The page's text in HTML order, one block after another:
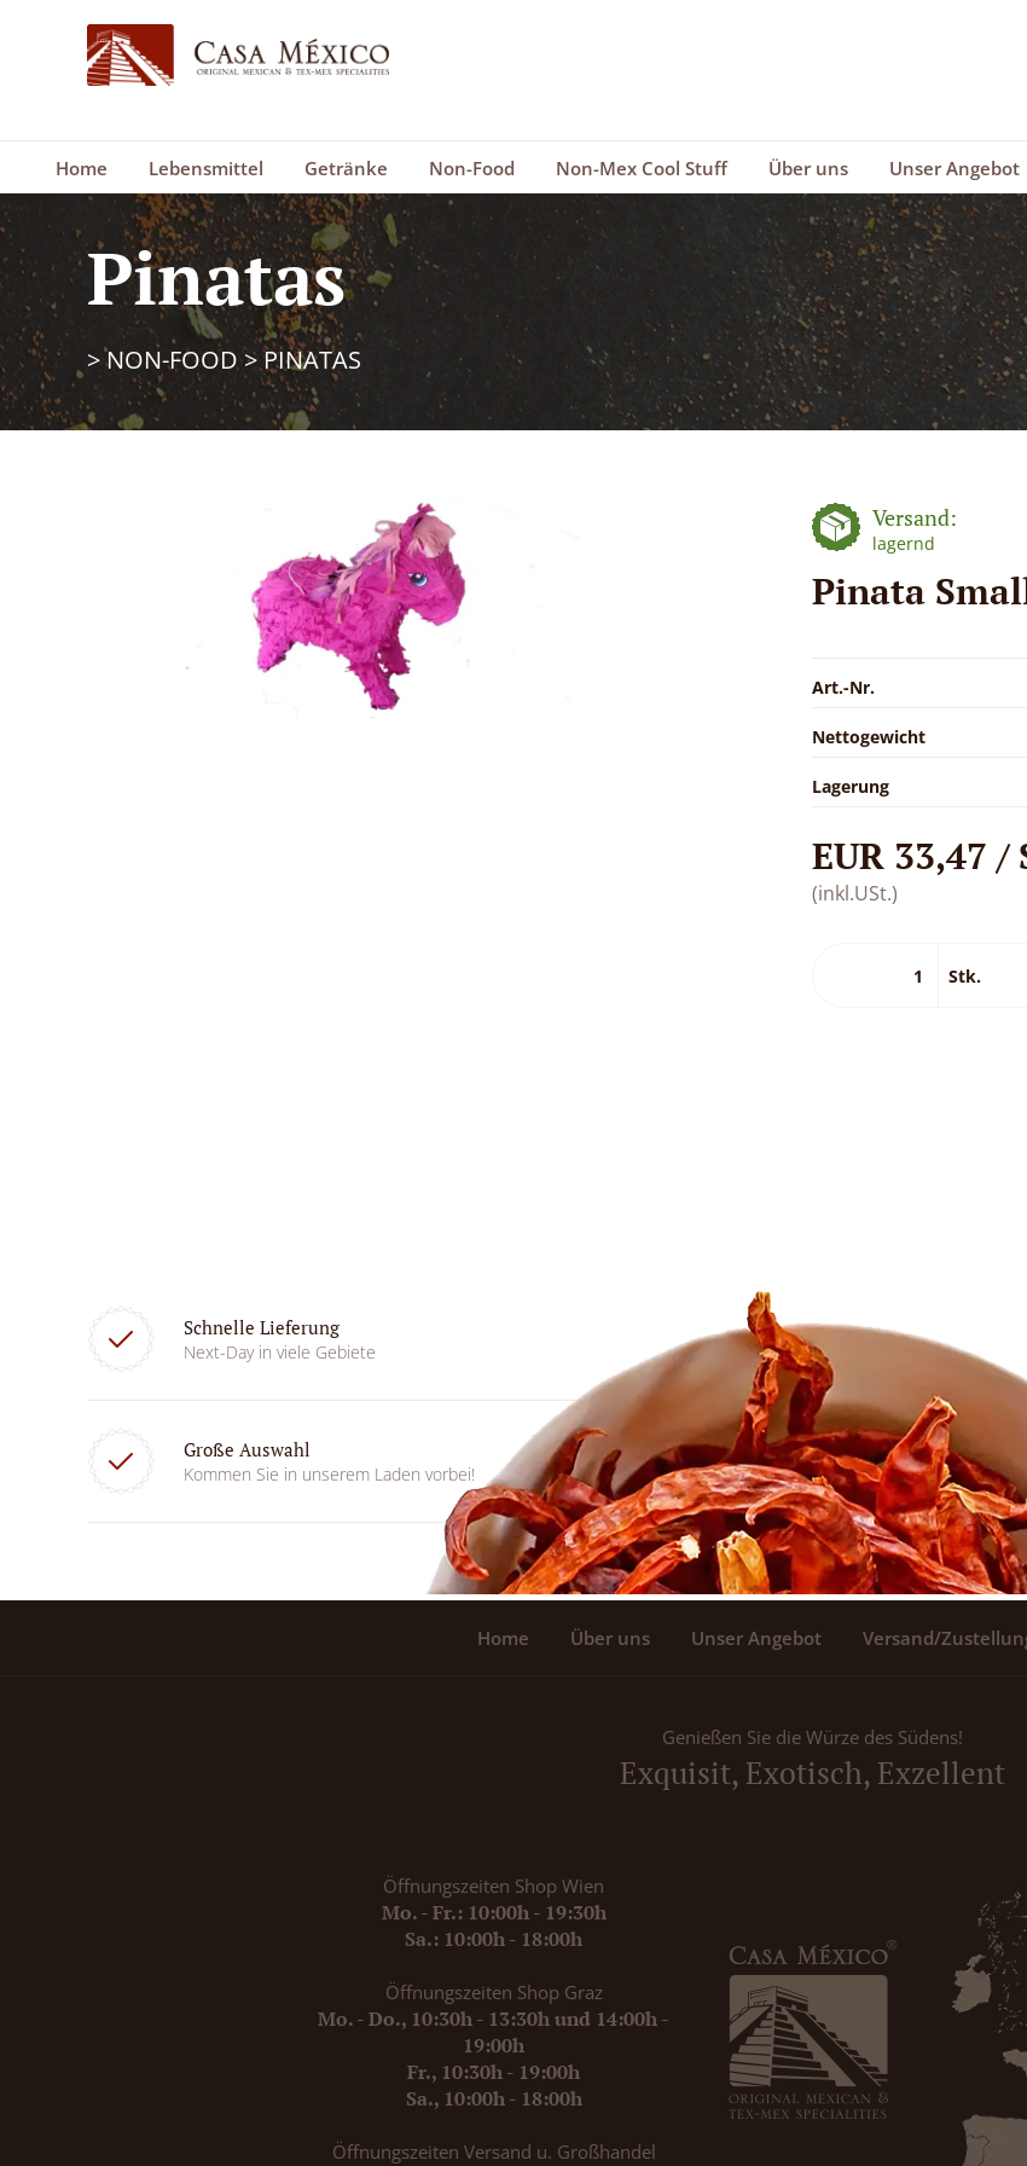
Home Lebensmittel Getränke Non-Food Non-Mex Cool Stuff Über uns Unser Angebot
Pinatas
>NON-FOOD>PINATAS
Versand:
lagernd
Pinata
Art.-Nr.
Nettogewicht
Lagerung
EUR 33,47 /
(inkl.USt.)
Schnelle Lieferung
Next-Day in viele Gebiete
Große Auswahl
Kommen Sie in unserem Laden vorbei!
Home Über uns Unser Angebot Versand/
Genießen Sie die Würze des Südens!
Exquisit, Exotisch, Exzellent
Öffnungszeiten Shop Wien
Mo. - Fr.: 10:00h - 19:30h
Sa.: 10:00h - 18:00h
Öffnungszeiten Shop Graz
Mo. - Do., 10:30h - 13:30h und 14:00h -
19:00h
Fr., 10:30h - 19:00h
Sa., 10:00h - 18:00h
Öffnungszeiten Versand u. Großhandel